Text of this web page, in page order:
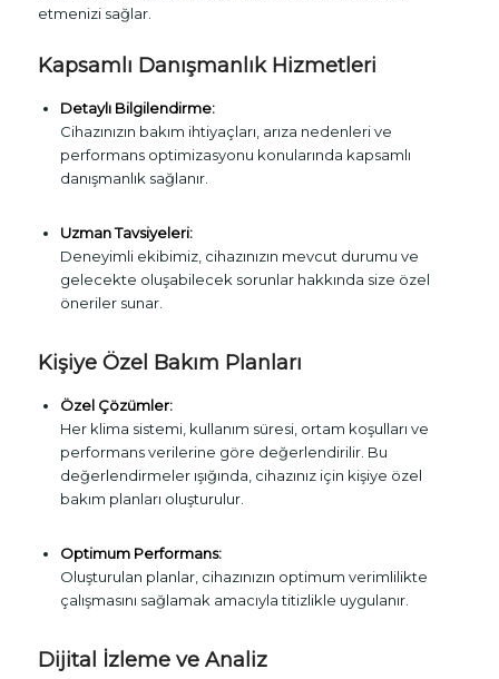
etmenizi sağlar.
Kapsamlı Danışmanlık Hizmetleri
Detaylı Bilgilendirme:
Cihazınızın bakım ihtiyaçları, arıza nedenleri ve
performans optimizasyonu konularında kapsamlı
danışmanlık sağlanır.
Uzman Tavsiyeleri:
Deneyimli ekibimiz, cihazınızın mevcut durumu ve
gelecekte oluşabilecek sorunlar hakkında size özel
öneriler sunar.
Kişiye Özel Bakım Planları
Özel Çözümler:
Her klima sistemi, kullanım süresi, ortam koşulları ve
performans verilerine göre değerlendirilir. Bu
değerlendirmeler ışığında, cihazınız için kişiye özel
bakım planları oluşturulur.
Optimum Performans:
Oluşturulan planlar, cihazınızın optimum verimlilikte
çalışmasını sağlamak amacıyla titizlikle uygulanır.
Dijital İzleme ve Analiz